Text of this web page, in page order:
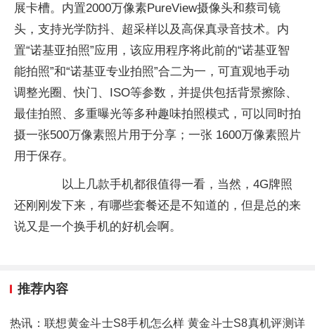
展卡槽。内置2000万像素PureView摄像头和蔡司镜
头，支持光学防抖、超采样以及高保真录音技术。内
置“诺基亚拍照”应用，该应用程序将此前的“诺基亚智
能拍照”和“诺基亚专业拍照”合二为一，可直观地手动
调整光圈、快门、ISO等参数，并提供包括背景擦除、
最佳拍照、多重曝光等多种趣味拍照模式，可以同时拍
摄一张500万像素照片用于分享；一张 1600万像素照片
用于保存。
以上几款手机都很值得一看，当然，4G牌照
还刚刚发下来，有哪些套餐还是不知道的，但是总的来
说又是一个换手机的好机会啊。
推荐内容
热讯：联想黄金斗士S8手机怎么样 黄金斗士S8真机评测详